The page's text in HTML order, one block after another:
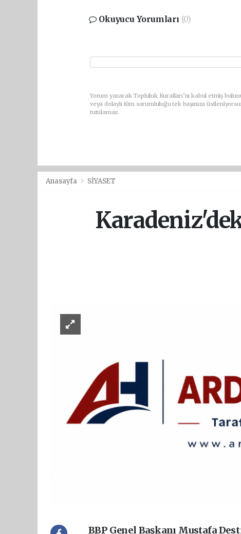
Okuyucu Yorumları (0)
Yorum yazarak Topluluk Kuralları’nı kabul etmiş
veya dolaylı tüm sorumluluğu tek başınıza
tutulamaz.
Anasayfa SİYASET
BBP Genel Başkanı Mustafa